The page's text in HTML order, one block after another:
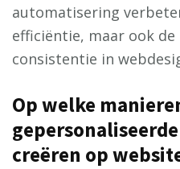
automatisering
efficiëntie, maar ook
consistentie in
Op welke
creëren op